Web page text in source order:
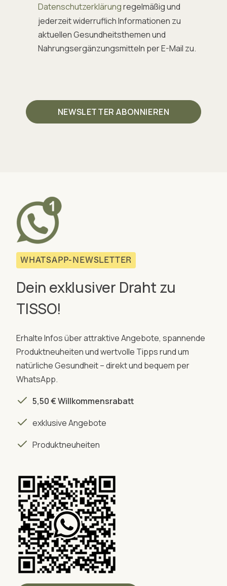
Datenschutzerklärungregelmäßig und
jederzeit widerruflich Informationen zu
aktuellen Gesundheitsthemen und
Nahrungsergänzungsmitteln per E-Mail zu.
WHATSAPP-NEWSLETTER
Dein exklusiver Draht zu
TISSO!
Erhalte Infos über attraktive Angebote, spannende
Produktneuheiten und wertvolle Tipps rund um
natürliche Gesundheit – direkt und bequem per
WhatsApp.
5,50 € Willkommensrabatt
exklusive Angebote
Produktneuheiten